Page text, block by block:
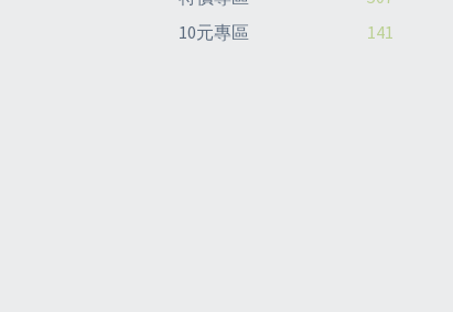
10元專區
141